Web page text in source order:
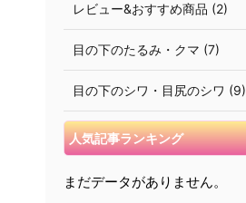
レビュー&おすすめ商品 (2)
目の下のたるみ・クマ (7)
目の下のシワ・目尻のシワ (9)
人気記事ランキング
まだデータがありません。